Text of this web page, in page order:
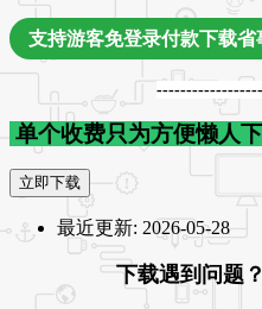
支持游客免登录付款下载省
单个收费只为方便懒人
立即下载
最近更新: 2026-05-28
下载遇到问题